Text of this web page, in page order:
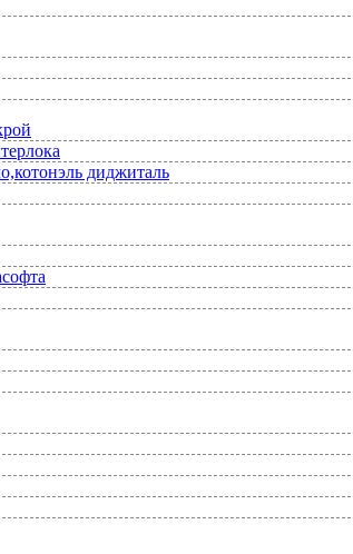
диджиталь